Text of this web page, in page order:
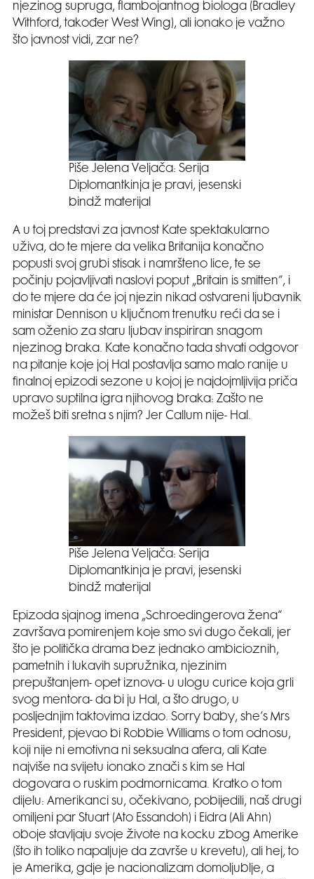
njezinog supruga, flambojantnog biologa (Bradley
Withford, također West Wing), ali ionako je važno
što javnost vidi, zar ne?
Piše Jelena Veljača: Serija
Diplomantkinja je pravi, jesenski
bindž materijal
A u toj predstavi za javnost Kate spektakularno
uživa, do te mjere da velika Britanija konačno
popusti svoj grubi stisak i namršteno lice, te se
počinju pojavljivati naslovi poput „Britain is smitten“, i
do te mjere da će joj njezin nikad ostvareni ljubavnik
ministar Dennison u ključnom trenutku reći da se i
sam oženio za staru ljubav inspiriran snagom
njezinog braka. Kate konačno tada shvati odgovor
na pitanje koje joj Hal postavlja samo malo ranije u
finalnoj epizodi sezone u kojoj je najdojmljivija priča
upravo suptilna igra njihovog braka: Zašto ne
možeš biti sretna s njim? Jer Callum nije- Hal.
Piše Jelena Veljača: Serija
Diplomantkinja je pravi, jesenski
bindž materijal
Epizoda sjajnog imena „Schroedingerova žena“
završava pomirenjem koje smo svi dugo čekali, jer
što je politička drama bez jednako ambicioznih,
pametnih i lukavih supružnika, njezinim
prepuštanjem- opet iznova- u ulogu curice koja grli
svog mentora- da bi ju Hal, a što drugo, u
posljednjim taktovima izdao. Sorry baby, she’s Mrs
President, pjevao bi Robbie Williams o tom odnosu,
koji nije ni emotivna ni seksualna afera, ali Kate
najviše na svijetu ionako znači s kim se Hal
dogovara o ruskim podmornicama. Kratko o tom
dijelu: Amerikanci su, očekivano, pobijedili, naš drugi
omiljeni par Stuart (Ato Essandoh) i Eidra (Ali Ahn)
oboje stavljaju svoje živote na kocku zbog Amerike
(što ih toliko napaljuje da završe u krevetu), ali hej, to
je Amerika, gdje je nacionalizam domoljublje, a